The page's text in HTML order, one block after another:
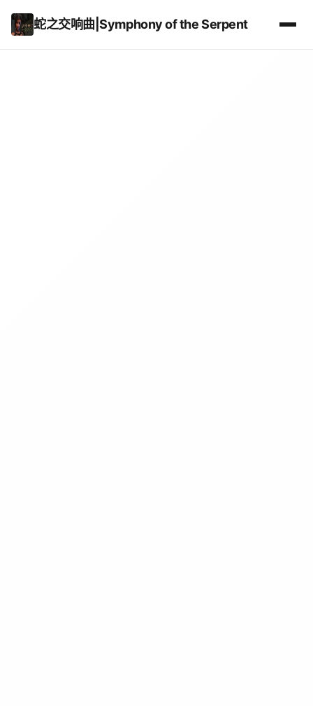
蛇之交响曲|Symphony of the Serpent